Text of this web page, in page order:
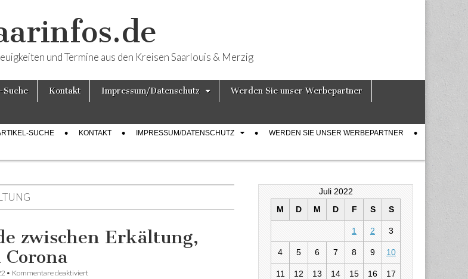
und Termine aus den Kreisen Saarlouis & Merzig
Kontakt Impressum/Datenschutz Werden Sie unser Werbepartner
SUCHE KONTAKT IMPRESSUM/DATENSCHUTZ WERDEN SIE UNSER WERBEPARTNER
zwischen Erkältung,
• Kommentare deaktiviert
Juli 2022
M
D M D F S S
1 2 3
4 5 6 7 8 9 10
11 12 13 14 15 16 17